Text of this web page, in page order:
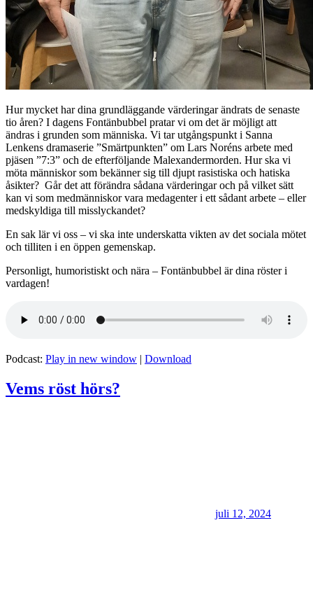
Hur mycket har dina grundläggande värderingar ändrats de senaste
tio åren? I dagens Fontänbubbel pratar vi om det är möjligt att
ändras i grunden som människa. Vi tar utgångspunkt i Sanna
Lenkens dramaserie ”Smärtpunkten” om Lars Noréns arbete med
pjäsen ”7:3” och de efterföljande Malexandermorden. Hur ska vi
möta människor som bekänner sig till djupt rasistiska och hatiska
åsikter? Går det att förändra sådana värderingar och på vilket sätt
kan vi som medmänniskor vara medagenter i ett sådant arbete – eller
medskyldiga till misslyckandet?
En sak lär vi oss – vi ska inte underskatta vikten av det sociala mötet
och tilliten i en öppen gemenskap.
Personligt, humoristiskt och nära – Fontänbubbel är dina röster i
vardagen!
Podcast: Play in new window | Download
Vems röst hörs?
juli 12, 2024